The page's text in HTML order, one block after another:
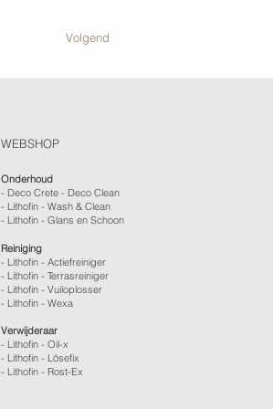
Volgend
WEBSHOP
Onderhoud
- Deco Crete - Deco Clean
- Lithofin - Wash & Clean
- Lithofin - Glans en Schoon
Reiniging
- Lithofin - Actiefreiniger
- Lithofin - Terrasreiniger
- Lithofin - Vuiloplosser
- Lithofin - Wexa
Verwijderaar
- Lithofin - Oil-x
- Lithofin - Lösefix
- Lithofin - Rost-Ex